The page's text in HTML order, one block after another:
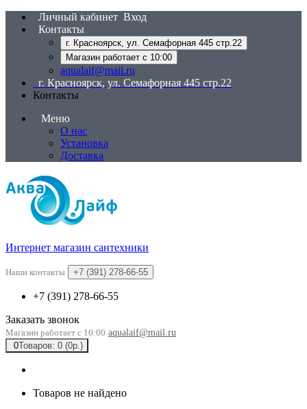
Личный кабинет Вход
Контакты
г. Красноярск, ул. Семафорная 445 стр.22
Магазин работает с 10:00
aqualaif@mail.ru
г. Красноярск, ул. Семафорная 445 стр.22
Контакты
Меню
О нас
Установка
Доставка
Интернет магазин сантехники
Наши контакты +7 (391) 278-66-55
+7 (391) 278-66-55
Заказать звонок
Магазин работает с 10:00 aqualaif@mail.ru
0Товаров: 0 (0р.)
Товаров не найдено